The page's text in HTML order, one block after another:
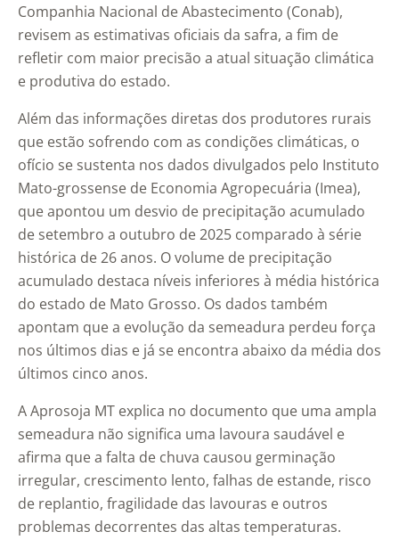
Companhia Nacional de Abastecimento (Conab),
revisem as estimativas oficiais da safra, a fim de
refletir com maior precisão a atual situação climática
e produtiva do estado.
Além das informações diretas dos produtores rurais
que estão sofrendo com as condições climáticas, o
ofício se sustenta nos dados divulgados pelo Instituto
Mato-grossense de Economia Agropecuária (Imea),
que apontou um desvio de precipitação acumulado
de setembro a outubro de 2025 comparado à série
histórica de 26 anos. O volume de precipitação
acumulado destaca níveis inferiores à média histórica
do estado de Mato Grosso. Os dados também
apontam que a evolução da semeadura perdeu força
nos últimos dias e já se encontra abaixo da média dos
últimos cinco anos.
A Aprosoja MT explica no documento que uma ampla
semeadura não significa uma lavoura saudável e
afirma que a falta de chuva causou germinação
irregular, crescimento lento, falhas de estande, risco
de replantio, fragilidade das lavouras e outros
problemas decorrentes das altas temperaturas.